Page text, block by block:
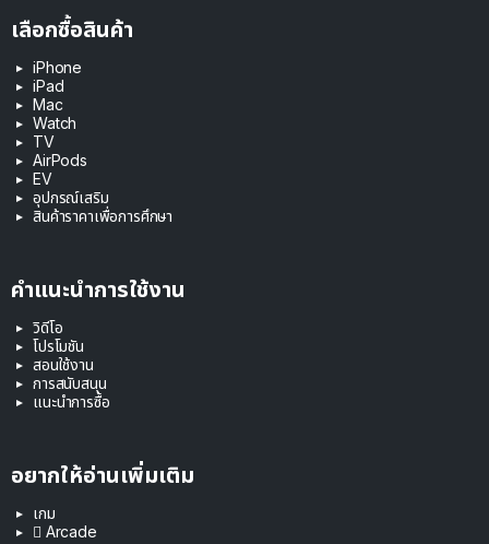
เลือกซื้อสินค้า
iPhone
iPad
Mac
Watch
TV
AirPods
EV
อุปกรณ์เสริม
สินค้าราคาเพื่อการศึกษา
คำแนะนำการใช้งาน
วิดีโอ
โปรโมชัน
สอนใช้งาน
การสนับสนุน
แนะนำการซื้อ
อยากให้อ่านเพิ่มเติม
เกม
 Arcade